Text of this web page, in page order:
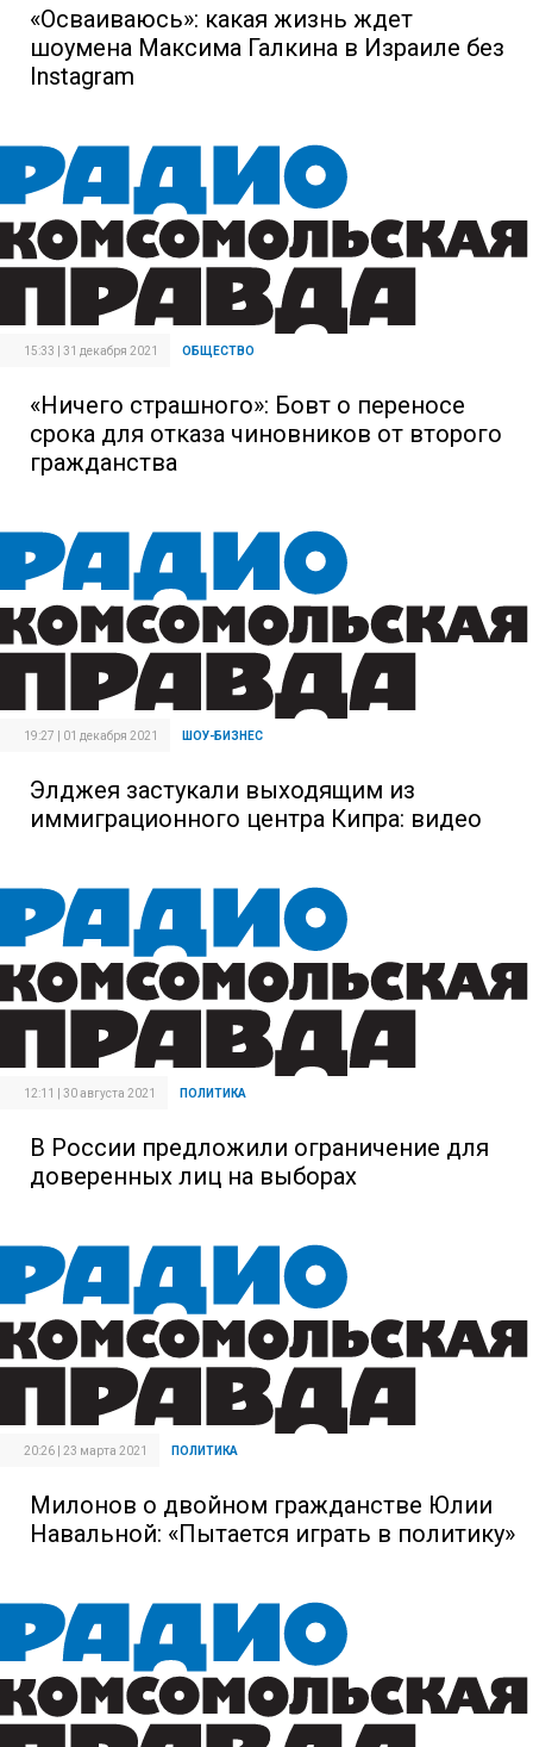
«Осваиваюсь»: какая жизнь ждет
шоумена Максима Галкина в Израиле без
Instagram
15:33 | 31 декабря 2021 ОБЩЕСТВО
«Ничего страшного»: Бовт о переносе
срока для отказа чиновников от второго
гражданства
19:27 | 01 декабря 2021 ШОУ-БИЗНЕС
Элджея застукали выходящим из
иммиграционного центра Кипра: видео
12:11 | 30 августа 2021 ПОЛИТИКА
В России предложили ограничение для
доверенных лиц на выборах
20:26 | 23 марта 2021 ПОЛИТИКА
Милонов о двойном гражданстве Юлии
Навальной: «Пытается играть в политику»